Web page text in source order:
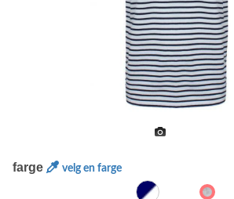
farge velg en farge